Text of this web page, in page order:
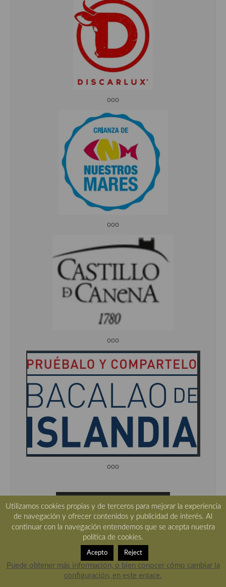
ooo
ooo
ooo
ooo
ooo
Utilizamos cookies propias y de terceros para mejorar la experiencia
de navegación y ofrecer contenidos y publicidad de interés. Al
continuar con la navegación entendemos que se acepta nuestra
política de cookies.
Acepto Reject
Puede obtener más información, o bien conocer cómo cambiar la
configuración, en este enlace.